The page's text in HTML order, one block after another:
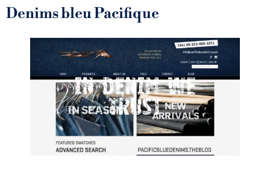
Denims bleu Pacifique